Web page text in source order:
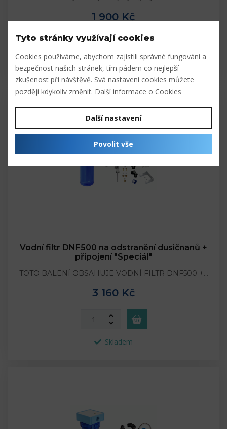
1 900 Kč
Skladem
Vodní filtr DNF500 na odstranění dusičnanů +
připojení "Speciál"
TOTO BALENÍ OBSAHUJE VODNÍ FILTR DNF500 +…
3 160 Kč
Skladem
Tyto stránky využívají cookies
Cookies používáme, abychom zajistili správné fungování a
bezpečnost našich stránek, tím pádem co nejlepší
zkušenost při návštěvě. Svá nastavení cookies můžete
později kdykoliv změnit. Další informace o Cookies
Další nastavení
Povolit vše